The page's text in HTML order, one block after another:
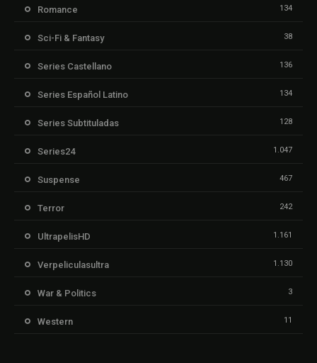
Romance 134
Sci-Fi & Fantasy 38
Series Castellano 136
Series Español Latino 134
Series Subtituladas 128
Series24 1.047
Suspense 467
Terror 242
UltrapelisHD 1.161
Verpeliculasultra 1.130
War & Politics 3
Western 11